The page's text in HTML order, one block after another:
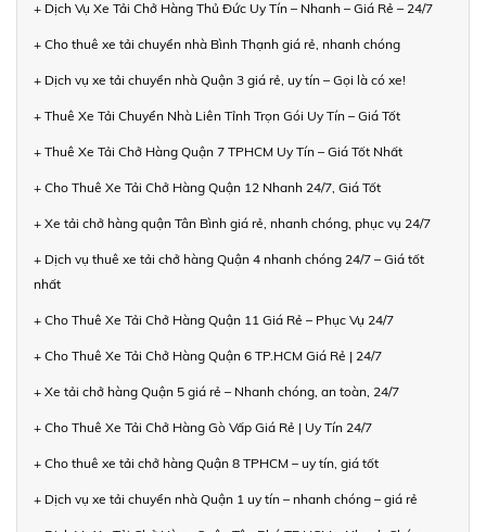
+ Dịch Vụ Xe Tải Chở Hàng Thủ Đức Uy Tín – Nhanh – Giá Rẻ – 24/7
+ Cho thuê xe tải chuyển nhà Bình Thạnh giá rẻ, nhanh chóng
+ Dịch vụ xe tải chuyển nhà Quận 3 giá rẻ, uy tín – Gọi là có xe!
+ Thuê Xe Tải Chuyển Nhà Liên Tỉnh Trọn Gói Uy Tín – Giá Tốt
+ Thuê Xe Tải Chở Hàng Quận 7 TPHCM Uy Tín – Giá Tốt Nhất
+ Cho Thuê Xe Tải Chở Hàng Quận 12 Nhanh 24/7, Giá Tốt
+ Xe tải chở hàng quận Tân Bình giá rẻ, nhanh chóng, phục vụ 24/7
+ Dịch vụ thuê xe tải chở hàng Quận 4 nhanh chóng 24/7 – Giá tốt
nhất
+ Cho Thuê Xe Tải Chở Hàng Quận 11 Giá Rẻ – Phục Vụ 24/7
+ Cho Thuê Xe Tải Chở Hàng Quận 6 TP.HCM Giá Rẻ | 24/7
+ Xe tải chở hàng Quận 5 giá rẻ – Nhanh chóng, an toàn, 24/7
+ Cho Thuê Xe Tải Chở Hàng Gò Vấp Giá Rẻ | Uy Tín 24/7
+ Cho thuê xe tải chở hàng Quận 8 TPHCM – uy tín, giá tốt
+ Dịch vụ xe tải chuyển nhà Quận 1 uy tín – nhanh chóng – giá rẻ